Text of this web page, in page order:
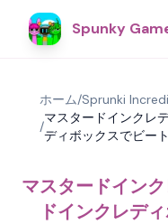
Spunky
ホーム/Sprunki
/
マスタードインクレ
ディボックスでビー
マスタードイン
ドインクレデ